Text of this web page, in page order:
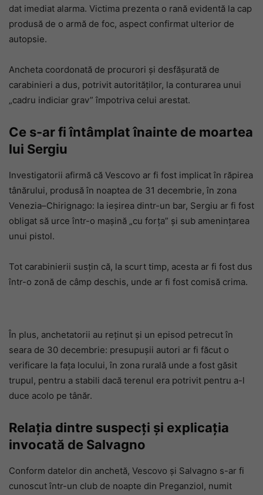
dat imediat alarma. Victima prezenta o rană evidentă la cap
produsă de o armă de foc, aspect confirmat ulterior de
autopsie.
Ancheta coordonată de procurori și desfășurată de
carabinieri a dus, potrivit autorităților, la conturarea unui
„cadru indiciar grav” împotriva celui arestat.
Ce s-ar fi întâmplat înainte de moartea
lui Sergiu
Investigatorii afirmă că Vescovo ar fi fost implicat în răpirea
tânărului, produsă în noaptea de 31 decembrie, în zona
Venezia–Chirignago: la ieșirea dintr-un bar, Sergiu ar fi fost
obligat să urce într-o mașină „cu forța” și sub amenințarea
unui pistol.
Tot carabinierii susțin că, la scurt timp, acesta ar fi fost dus
într-o zonă de câmp deschis, unde ar fi fost comisă crima.
În plus, anchetatorii au reținut și un episod petrecut în
seara de 30 decembrie: presupuşii autori ar fi făcut o
verificare la fața locului, în zona rurală unde a fost găsit
trupul, pentru a stabili dacă terenul era potrivit pentru a-l
duce acolo pe tânăr.
Relația dintre suspecți și explicația
invocată de Salvagno
Conform datelor din anchetă, Vescovo și Salvagno s-ar fi
cunoscut într-un club de noapte din Preganziol, numit